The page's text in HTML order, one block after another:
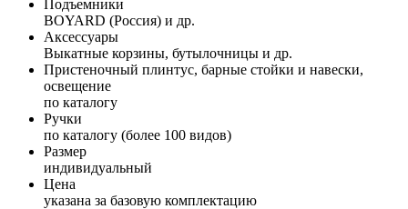
Подъемники
BOYARD (Россия) и др.
Аксессуары
Выкатные корзины, бутылочницы и др.
Пристеночный плинтус, барные стойки и навески,
освещение
по каталогу
Ручки
по каталогу (более 100 видов)
Размер
индивидуальный
Цена
указана за базовую комплектацию